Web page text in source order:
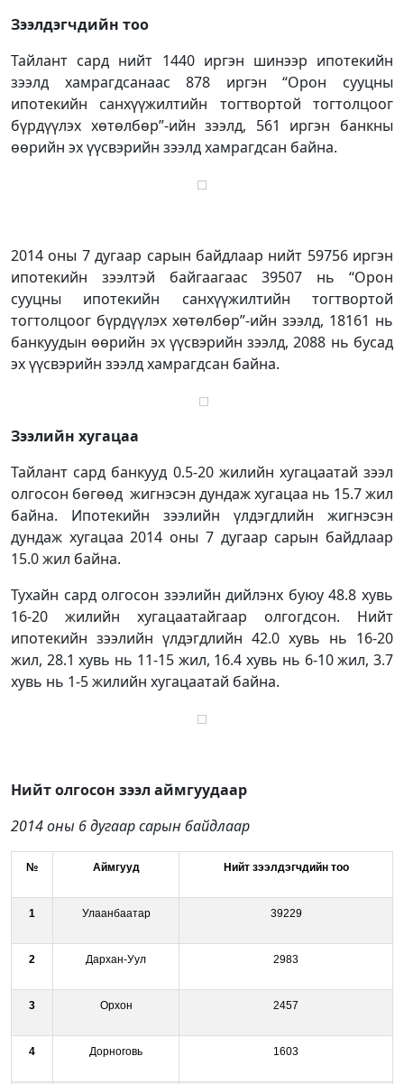
Зээлдэгчдийн тоо
Тайлант сард нийт 1440 иргэн шинээр ипотекийн
зээлд хамрагдсанаас 878 иргэн “Орон сууцны
ипотекийн санхүүжилтийн тогтвортой тогтолцоог
бүрдүүлэх хөтөлбөр”-ийн зээлд, 561 иргэн банкны
өөрийн эх үүсвэрийн зээлд хамрагдсан байна.
2014 оны 7 дугаар сарын байдлаар нийт 59756 иргэн
ипотекийн зээлтэй байгаагаас 39507 нь “Орон
сууцны ипотекийн санхүүжилтийн тогтвортой
тогтолцоог бүрдүүлэх хөтөлбөр”-ийн зээлд, 18161 нь
банкуудын өөрийн эх үүсвэрийн зээлд, 2088 нь бусад
эх үүсвэрийн зээлд хамрагдсан байна.
Зээлийн хугацаа
Тайлант сард банкууд 0.5-20 жилийн хугацаатай зээл
олгосон бөгөөд жигнэсэн дундаж хугацаа нь 15.7 жил
байна. Ипотекийн зээлийн үлдэгдлийн жигнэсэн
дундаж хугацаа 2014 оны 7 дугаар сарын байдлаар
15.0 жил байна.
Тухайн сард олгосон зээлийн дийлэнх буюу 48.8 хувь
16-20 жилийн хугацаатайгаар олгогдсон. Нийт
ипотекийн зээлийн үлдэгдлийн 42.0 хувь нь 16-20
жил, 28.1 хувь нь 11-15 жил, 16.4 хувь нь 6-10 жил, 3.7
хувь нь 1-5 жилийн хугацаатай байна.
Нийт олгосон зээл аймгуудаар
2014 оны 6 дугаар сарын байдлаар
№ Аймгууд Нийт зээлдэгчдийн тоо
1 Улаанбаатар 39229
2 Дархан-Уул 2983
3 Орхон 2457
4 Дорноговь 1603